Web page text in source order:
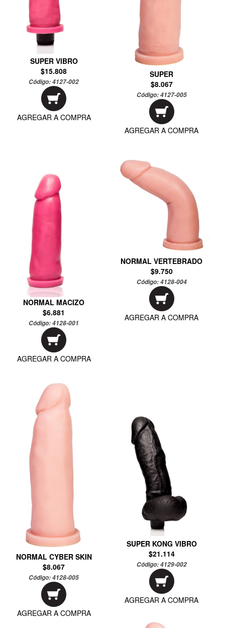
SUPER VIBRO
$15.808
Código:4127-002
AGREGAR A COMPRA
SUPER
$8.067
Código:4127-005
AGREGAR A COMPRA
NORMAL MACIZO
$6.881
Código:4128-001
AGREGAR A COMPRA
NORMAL VERTEBRADO
$9.750
Código:4128-004
AGREGAR A COMPRA
NORMAL CYBER SKIN
$8.067
Código:4128-005
AGREGAR A COMPRA
SUPER KONG VIBRO
$21.114
Código:4129-002
AGREGAR A COMPRA